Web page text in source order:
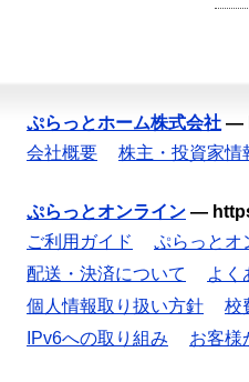
ぷらっとホーム株式会社 —
会社概要
株主・投資家情
ぷらっとオンライン —
ご利用ガイド
ぷらっとオ
配送・決済について
よく
個人情報取り扱い方針
校
IPv6への取り組み
お客様